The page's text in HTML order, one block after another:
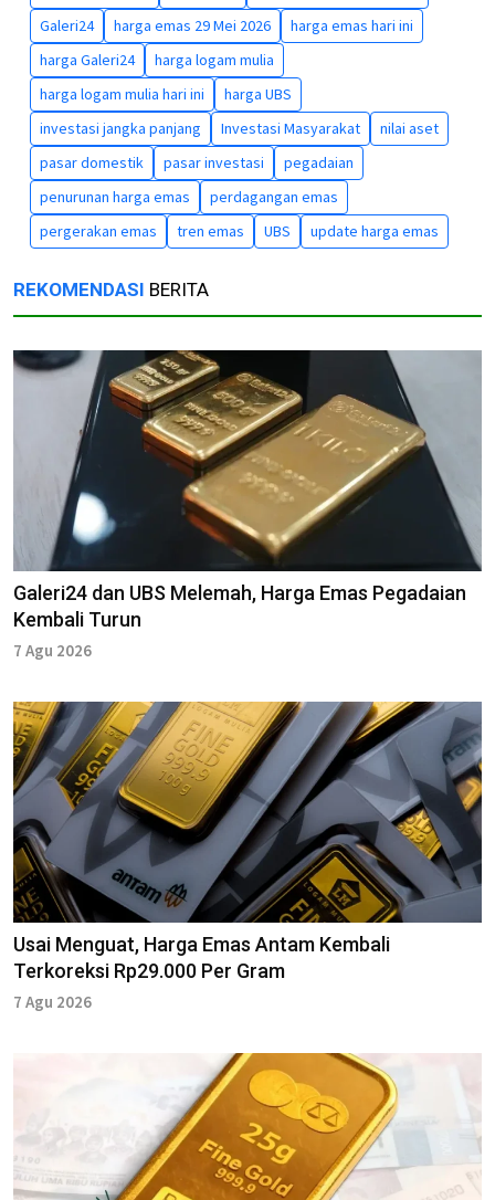
Galeri24
harga emas 29 Mei 2026
harga emas hari ini
harga Galeri24
harga logam mulia
harga logam mulia hari ini
harga UBS
investasi jangka panjang
Investasi Masyarakat
nilai aset
pasar domestik
pasar investasi
pegadaian
penurunan harga emas
perdagangan emas
pergerakan emas
tren emas UBS update harga emas
REKOMENDASI BERITA
Galeri24 dan UBS Melemah, Harga Emas Pegadaian
Kembali Turun
7 Agu 2026
Usai Menguat, Harga Emas Antam Kembali
Terkoreksi Rp29.000 Per Gram
7 Agu 2026